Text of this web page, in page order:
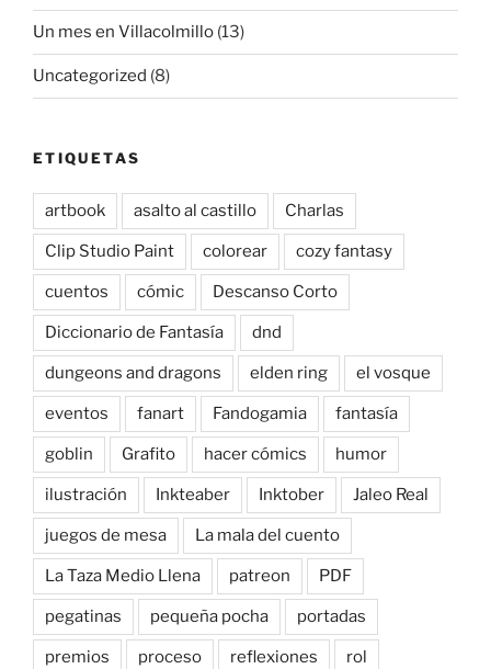
Un mes en Villacolmillo (13)
Uncategorized (8)
ETIQUETAS
artbook asalto al castillo Charlas
Clip Studio Paint colorear cozy fantasy
cuentos cómic Descanso Corto
Diccionario de Fantasía dnd
dungeons and dragons elden ring el vosque
eventos fanart Fandogamia fantasía
goblin Grafito hacer cómics humor
ilustración Inkteaber Inktober Jaleo Real
juegos de mesa La mala del cuento
La Taza Medio Llena patreon PDF
pegatinas pequeña pocha portadas
premios proceso reflexiones rol